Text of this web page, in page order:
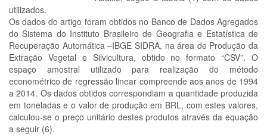
utilizados.
Os dados do artigo foram obtidos no Banco de Dados Agregados
do Sistema do Instituto Brasileiro de Geografia e Estatística de
Recuperação Automática –IBGE SIDRA, na área de Produção da
Extração Vegetal e Silvicultura, obtido no formato “CSV”. O
espaço amostral utilizado para realização do método
econométrico de regressão linear compreende aos anos de 1994
a 2014. Os dados obtidos correspondiam a quantidade produzida
em toneladas e o valor de produção em BRL, com estes valores,
calculou-se o preço unitário destes produtos através da equação
a seguir (6).